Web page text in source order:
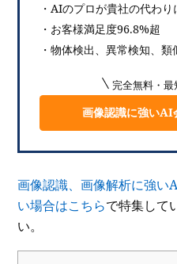
・AIのプロが貴社の代わ
・お客様満足度96.8%超
・物体検出、異常検知、
完全無料・
画像認識に強いAI
画像認識、画像解析に強い
い場合はこちらで特集して
い。